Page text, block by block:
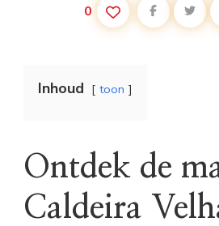
0
Inhoud toon
Ontdek de
Caldeira